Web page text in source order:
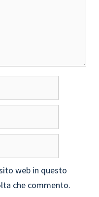
web in questo
che commento.